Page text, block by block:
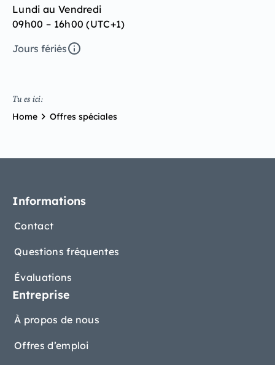
Lundi au Vendredi
09h00 – 16h00 (UTC+1)
Jours fériés
Tu es ici:
Home Offres spéciales
Informations
Contact
Questions fréquentes
Évaluations
Entreprise
À propos de nous
Offres d’emploi